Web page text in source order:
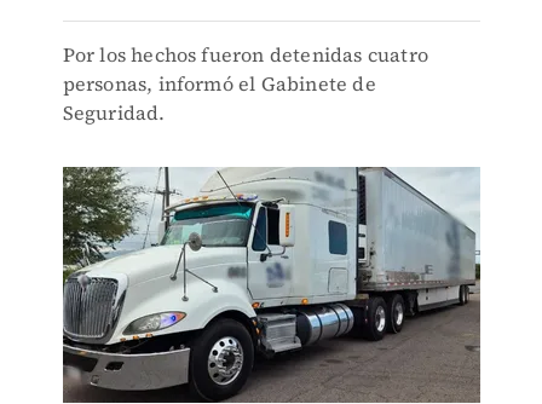
Por los hechos fueron detenidas cuatro
personas, informó el Gabinete de
Seguridad.